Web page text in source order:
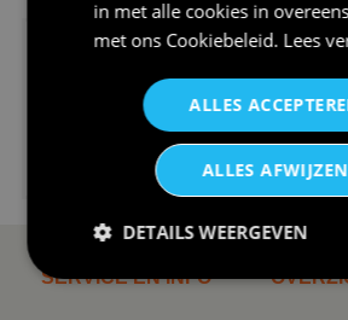
I love korfbal t-shirt sport
SERVICE EN INFO
in met alle cookies in
met ons Cookiebeleid. Lees
ALLES
ALLES AFWIJZEN
DETAILS WEERGEVEN